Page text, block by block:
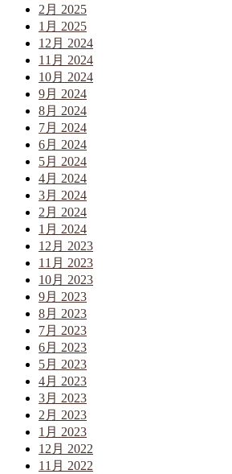
2月 2025
1月 2025
12月 2024
11月 2024
10月 2024
9月 2024
8月 2024
7月 2024
6月 2024
5月 2024
4月 2024
3月 2024
2月 2024
1月 2024
12月 2023
11月 2023
10月 2023
9月 2023
8月 2023
7月 2023
6月 2023
5月 2023
4月 2023
3月 2023
2月 2023
1月 2023
12月 2022
11月 2022